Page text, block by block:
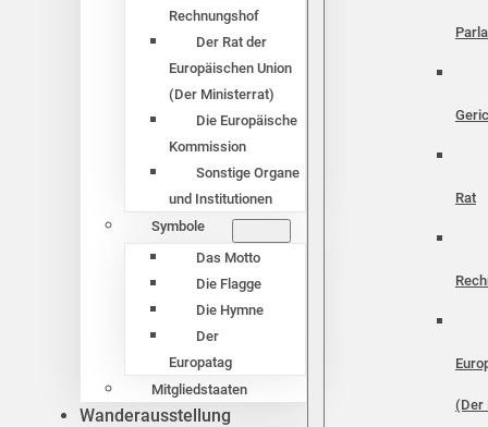
Rechnungshof
Der Rat der
Europäischen Union
(Der Ministerrat)
Die Europäische
Kommission
Sonstige Organe
und Institutionen
Symbole
Das Motto
Die Flagge
Die Hymne
Der
Europatag
Mitgliedstaaten
Wanderausstellung
Rat
(Der